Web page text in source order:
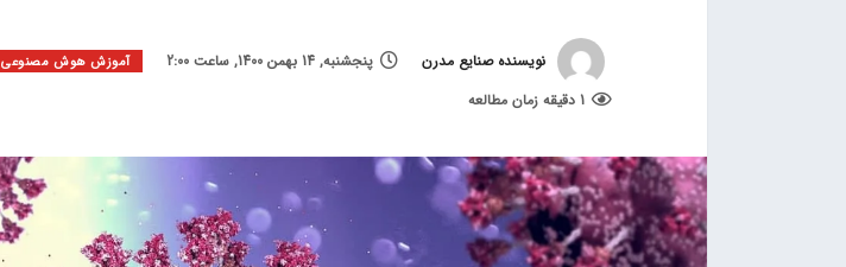
نویسنده صنایع مدرن پنجشنبه, 14 بهمن 1400, ساعت 2:00 آموزش هوش مصنوعی
1 دقیقه زمان مطالعه